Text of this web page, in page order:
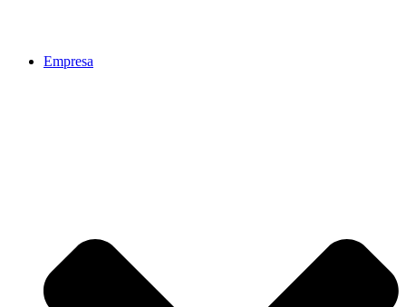
Empresa